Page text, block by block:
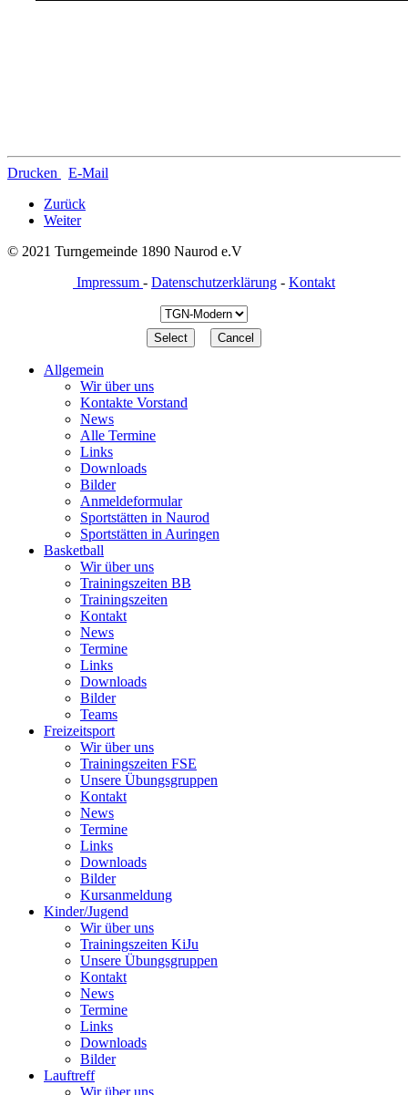
Drucken
E-Mail
Zurück
Weiter
© 2021 Turngemeinde 1890 Naurod e.V
Impressum - Datenschutzerklärung - Kontakt
Allgemein
Wir über uns
Kontakte Vorstand
News
Alle Termine
Links
Downloads
Bilder
Anmeldeformular
Sportstätten in Naurod
Sportstätten in Auringen
Basketball
Wir über uns
Trainingszeiten BB
Trainingszeiten
Kontakt
News
Termine
Links
Downloads
Bilder
Teams
Freizeitsport
Wir über uns
Trainingszeiten FSE
Unsere Übungsgruppen
Kontakt
News
Termine
Links
Downloads
Bilder
Kursanmeldung
Kinder/Jugend
Wir über uns
Trainingszeiten KiJu
Unsere Übungsgruppen
Kontakt
News
Termine
Links
Downloads
Bilder
Lauftreff
Wir über uns